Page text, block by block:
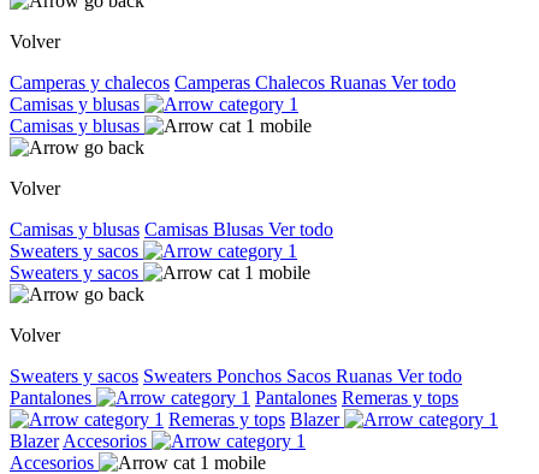
Volver
Camperas y chalecos Camperas Chalecos Ruanas Ver todo
Camisas y blusas
Camisas y blusas
Volver
Camisas y blusas Camisas Blusas Ver todo
Sweaters y sacos
Sweaters y sacos
Volver
Sweaters y sacos Sweaters Ponchos Sacos Ruanas Ver todo
Pantalones
Pantalones Remeras y tops
Remeras y tops Blazer
Blazer Accesorios
Accesorios